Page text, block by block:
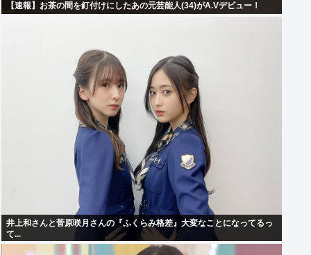
【速報】お茶の間を釘付けにしたあの元芸能人(34)がA.Vデビュー！
井上和さんと菅原咲月さんの『ふくらみ格差』大変なことになってるっ
て...